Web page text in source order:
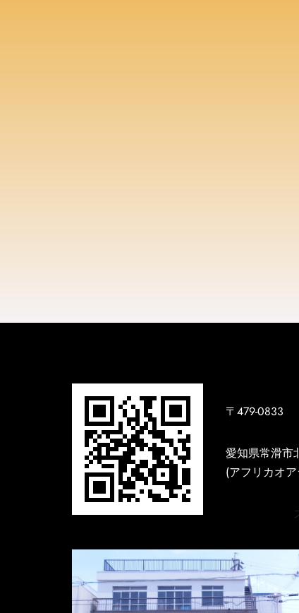
〒479-0833
愛知県常滑市
(アフリカオ
スマホ